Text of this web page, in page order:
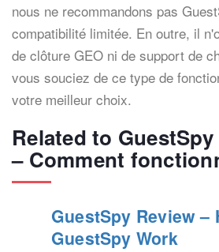
nous ne recommandons pas
compatibilité limitée. En outre, il
de clôture GEO ni de support de
vous souciez de ce type de
votre meilleur choix.
Related to GuestSpy
– Comment
GuestSpy Review –
GuestSpy Work